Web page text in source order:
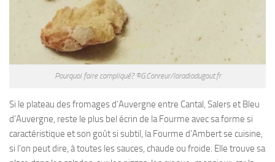
Pourquoi faire compliqué? ©G.Conreur/laradiodugout.fr
Si le plateau des fromages d’Auvergne entre Cantal, Salers et Bleu
d’Auvergne, reste le plus bel écrin de la Fourme avec sa forme si
caractéristique et son goût si subtil, la Fourme d’Ambert se cuisine,
si l’on peut dire, à toutes les sauces, chaude ou froide. Elle trouve sa